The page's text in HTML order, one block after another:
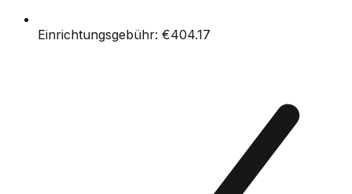
Einrichtungsgebühr: €404.17